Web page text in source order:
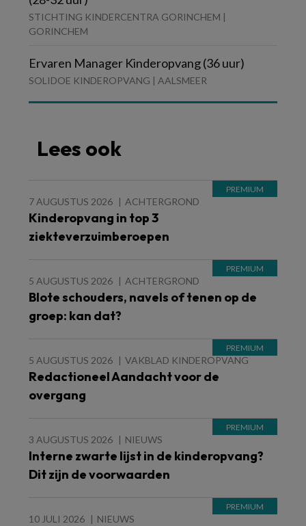
STICHTING KINDERCENTRA GORINCHEM |
GORINCHEM
Ervaren Manager Kinderopvang (36 uur)
SOLIDOE KINDEROPVANG | AALSMEER
Lees ook
7 AUGUSTUS 2026 ACHTERGROND
Kinderopvang in top 3
ziekteverzuimberoepen
5 AUGUSTUS 2026 ACHTERGROND
Blote schouders, navels of tenen op de
groep: kan dat?
5 AUGUSTUS 2026 VAKBLAD KINDEROPVANG
Redactioneel Aandacht voor de
overgang
3 AUGUSTUS 2026 NIEUWS
Interne zwarte lijst in de kinderopvang?
Dit zijn de voorwaarden
10 JULI 2026 NIEUWS